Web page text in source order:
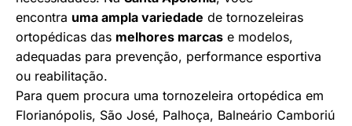
encontra uma ampla variedade de tornozeleiras
ortopédicas das melhores marcas e modelos,
adequadas para prevenção, performance esportiva
ou reabilitação.
Para quem procura uma tornozeleira ortopédica em
Florianópolis, São José, Palhoça, Balneário Camboriú